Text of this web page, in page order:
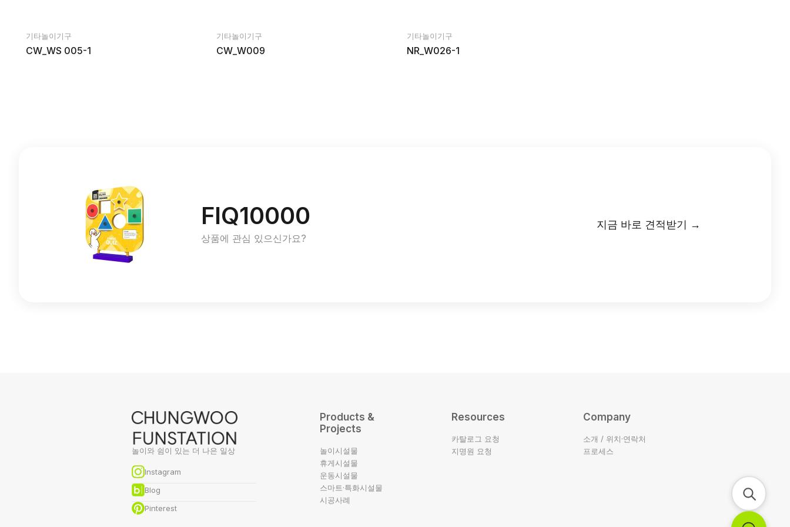
기타놀이기구
CW_WS 005-1
기타놀이기구
CW_W009
기타놀이기구
NR_W026-1
FIQ10000
상품에 관심 있으신가요?
지금 바로 견적받기 →
놀이와 쉼이 있는 더 나은 일상
Instagram
Blog
Pinterest
Products &
Projects
놀이시설물
휴게시설물
운동시설물
스마트·특화시설물
시공사례
Resources
카탈로그 요청
지명원 요청
Company
소개 / 위치·연락처
프로세스